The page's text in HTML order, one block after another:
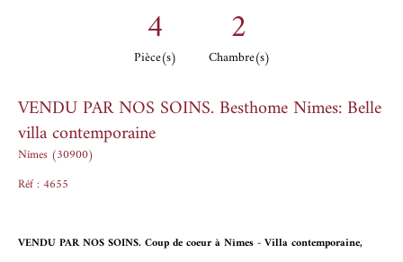
4
Pièce(s)
2
Chambre(s)
VENDU PAR NOS SOINS. Besthome Nimes: Belle
villa contemporaine
Nîmes (30900)
Réf : 4655
VENDU PAR NOS SOINS. Coup de coeur à Nîmes - Villa contemporaine,